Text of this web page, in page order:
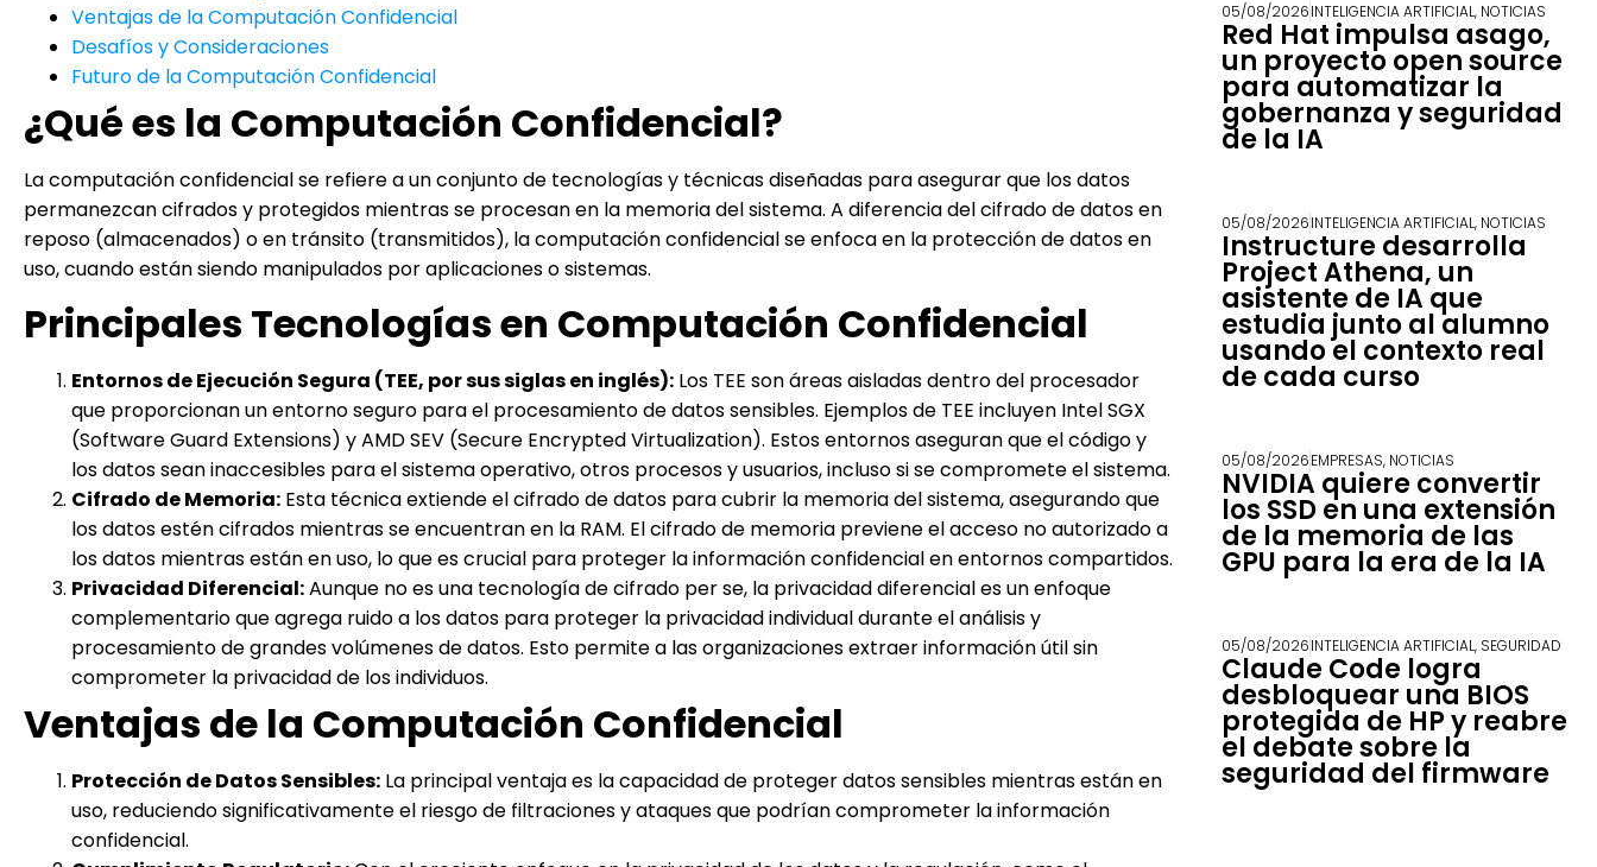
Ventajas de la Computación Confidencial
Desafíos y Consideraciones
Futuro de la Computación Confidencial
¿Qué es la Computación Confidencial?
La computación confidencial se refiere a un conjunto de tecnologías y técnicas diseñadas para asegurar que los datos
permanezcan cifrados y protegidos mientras se procesan en la memoria del sistema. A diferencia del cifrado de datos en
reposo (almacenados) o en tránsito (transmitidos), la computación confidencial se enfoca en la protección de datos en
uso, cuando están siendo manipulados por aplicaciones o sistemas.
Principales Tecnologías en Computación Confidencial
Entornos de Ejecución Segura (TEE, por sus siglas en inglés): Los TEE son áreas aisladas dentro del procesador
que proporcionan un entorno seguro para el procesamiento de datos sensibles. Ejemplos de TEE incluyen Intel SGX
(Software Guard Extensions) y AMD SEV (Secure Encrypted Virtualization). Estos entornos aseguran que el código y
los datos sean inaccesibles para el sistema operativo, otros procesos y usuarios, incluso si se compromete el sistema.
Cifrado de Memoria: Esta técnica extiende el cifrado de datos para cubrir la memoria del sistema, asegurando que
los datos estén cifrados mientras se encuentran en la RAM. El cifrado de memoria previene el acceso no autorizado a
los datos mientras están en uso, lo que es crucial para proteger la información confidencial en entornos compartidos.
Privacidad Diferencial:Aunque no es una tecnología de cifrado per se, la privacidad diferencial es un enfoque
complementario que agrega ruido a los datos para proteger la privacidad individual durante el análisis y
procesamiento de grandes volúmenes de datos. Esto permite a las organizaciones extraer información útil sin
comprometer la privacidad de los individuos.
Ventajas de la Computación Confidencial
Protección de Datos Sensibles: La principal ventaja es la capacidad de proteger datos sensibles mientras están en
uso, reduciendo significativamente el riesgo de filtraciones y ataques que podrían comprometer la información
confidencial.
05/08/2026INTELIGENCIA ARTIFICIAL, NOTICIAS
Red Hat impulsa asago,
un proyecto open source
para automatizar la
gobernanza y seguridad
de la IA
05/08/2026INTELIGENCIA ARTIFICIAL, NOTICIAS
Instructure desarrolla
Project Athena, un
asistente de IA que
estudia junto al alumno
usando el contexto real
de cada curso
05/08/2026EMPRESAS, NOTICIAS
NVIDIA quiere convertir
los SSD en una extensión
de la memoria de las
GPU para la era de la IA
05/08/2026INTELIGENCIA ARTIFICIAL, SEGURIDAD
Claude Code logra
desbloquear una BIOS
protegida de HP y reabre
el debate sobre la
seguridad del firmware